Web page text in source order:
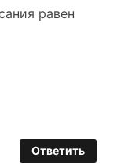
равен
Ответить